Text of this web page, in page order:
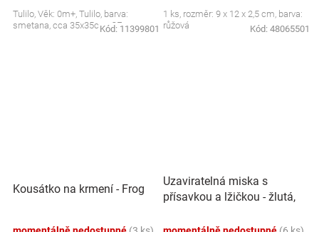
Tulilo, Věk: 0m+, Tulilo, barva:
smetana, cca 35x35cm, CE
Kód: 11399801
1 ks, rozměr: 9 x 12 x 2,5 cm, barva:
růžová
Kód: 48065501
Kousátko na krmení - Frog
Uzaviratelná miska s
přísavkou a lžičkou - žlutá,